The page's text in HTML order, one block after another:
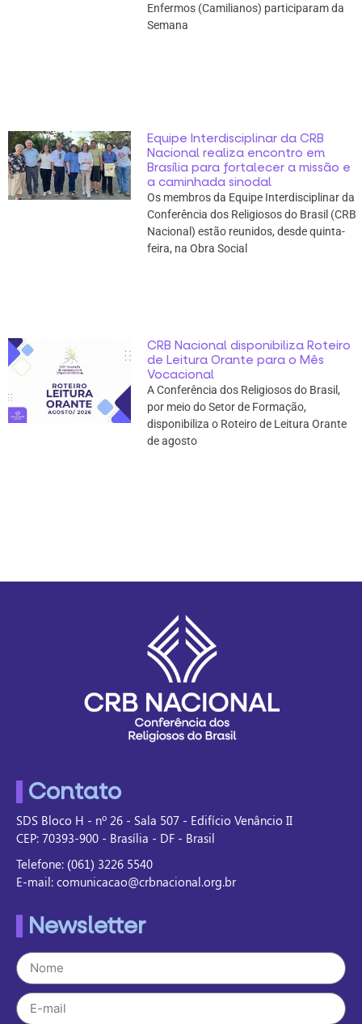
Enfermos (Camilianos) participaram da
Semana
Equipe Interdisciplinar da CRB
Nacional realiza encontro em
Brasília para fortalecer a missão e
a caminhada sinodal
Os membros da Equipe Interdisciplinar da
Conferência dos Religiosos do Brasil (CRB
Nacional) estão reunidos, desde quinta-
feira, na Obra Social
CRB Nacional disponibiliza Roteiro
de Leitura Orante para o Mês
Vocacional
A Conferência dos Religiosos do Brasil,
por meio do Setor de Formação,
disponibiliza o Roteiro de Leitura Orante
de agosto
Contato
SDS Bloco H - nº 26 - Sala 507 - Edifício Venâncio II
CEP: 70393-900 - Brasília - DF - Brasil
Telefone: (061) 3226 5540
E-mail: comunicacao@crbnacional.org.br
Newsletter